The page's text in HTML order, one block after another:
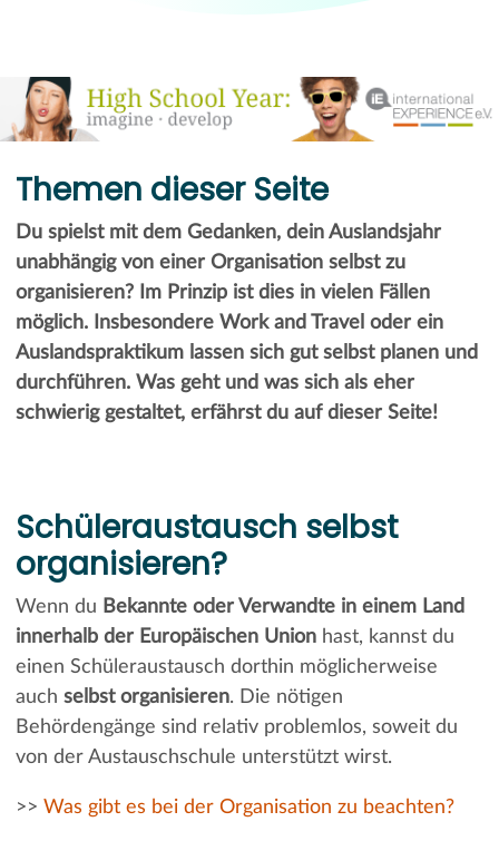
Themen dieser Seite
Du spielst mit dem Gedanken, dein Auslandsjahr
unabhängig von einer Organisation selbst zu
organisieren? Im Prinzip ist dies in vielen Fällen
möglich. Insbesondere Work and Travel oder ein
Auslandspraktikum lassen sich gut selbst planen und
durchführen. Was geht und was sich als eher
schwierig gestaltet, erfährst du auf dieser Seite!
Schüleraustausch selbst
organisieren?
Wenn du Bekannte oder Verwandte in einem Land
innerhalb der Europäischen Unionhast, kannst du
einen Schüleraustausch dorthin möglicherweise
auch selbst organisieren. Die nötigen
Behördengänge sind relativ problemlos, soweit du
von der Austauschschule unterstützt wirst.
>> Was gibt es bei der Organisation zu beachten?